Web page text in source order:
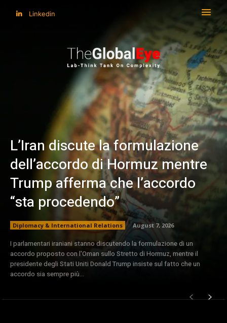
Linkedin
L’Iran discute la formulazione
dell’accordo di Hormuz mentre
Trump afferma che l’accordo
“sta procedendo”
Diplomacy & International Relations August 7, 2026
I parlamentari iraniani stanno discutendo la formulazione di un
accordo proposto con l'Oman sullo Stretto di Hormuz, mentre il
presidente degli Stati Uniti Donald Trump insiste sul fatto che un
accordo sia sempre più...